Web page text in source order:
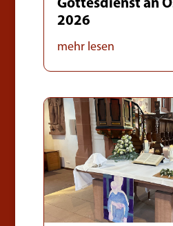
Gottesdienst an
2026
mehr lesen